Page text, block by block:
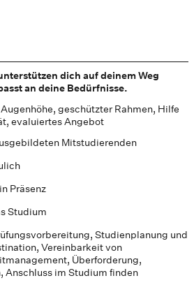
dich auf deinem Weg
an deine Bedürfnisse.
geschützter Rahmen, Hilfe
evaluiertes Angebot
Mitstudierenden
Präsenz
Studium
Studienplanung und
Vereinbarkeit von
Überforderung,
Anschluss im Studium finden